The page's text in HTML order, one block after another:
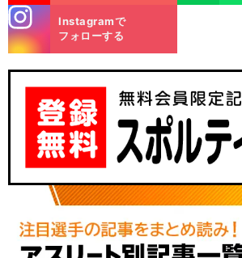
m
Instagramで
フォローする